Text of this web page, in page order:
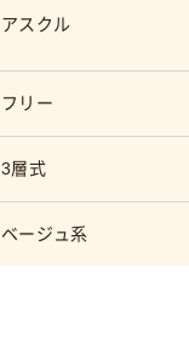
アスクル
フリー
3層式
ベージュ系